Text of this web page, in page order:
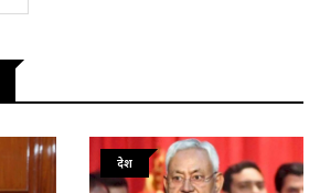
देश